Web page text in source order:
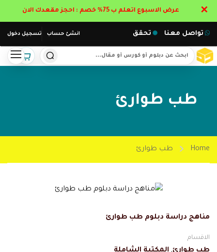
انشئ حساب تسجيل دخول تواصل معنا تحقق
طب طوارئ
Home طب طوارئ
مناهج دراسة دبلوم طب طوارئ
الاقسام
عرض الاسبوع اتعلم ب 75% خصم : احجز مقعدك الان ✕